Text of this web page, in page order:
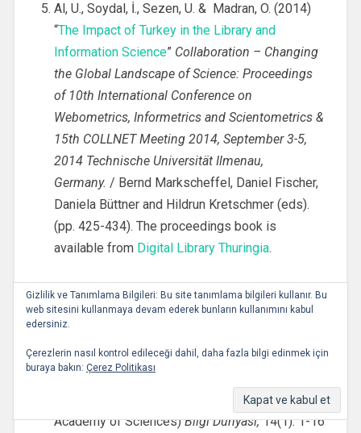
Al, U., Soydal, İ., Sezen, U. & Madran, O. (2014)
“The Impact of Turkey in the Library and
Information Science” Collaboration – Changing
the Global Landscape of Science: Proceedings
of 10th International Conference on
Webometrics, Informetrics and Scientometrics &
15th COLLNET Meeting 2014, September 3-5,
2014 Technische Universität Ilmenau,
Germany. / Bernd Markscheffel, Daniel Fischer,
Daniela Büttner and Hildrun Kretschmer (eds).
(pp. 425-434). The proceedings book is
available from Digital Library Thuringia.
Makaleler
Malzemelerine Genel Bakış: Türkiye Bilimler
Akademisi Örneği
Courseware: An Example of the Turkish
Academy of Sciences)Bilgi Dünyası,14(1): 1-16
Gizlilik ve Tanımlama Bilgileri: Bu site tanımlama bilgileri kullanır. Bu
web sitesini kullanmaya devam ederek bunların kullanımını kabul
edersiniz.
Çerezlerin nasıl kontrol edileceği dahil, daha fazla bilgi edinmek için
buraya bakın: Çerez Politikası